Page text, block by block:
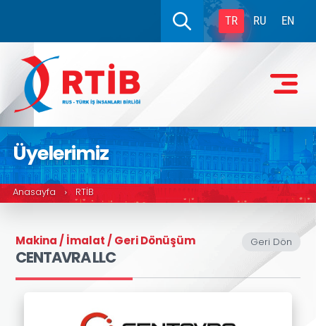
TR RU EN
Üyelerimiz
Anasayfa › RTİB
Geri Dön
Makina / İmalat / Geri Dönüşüm
CENTAVRA LLC